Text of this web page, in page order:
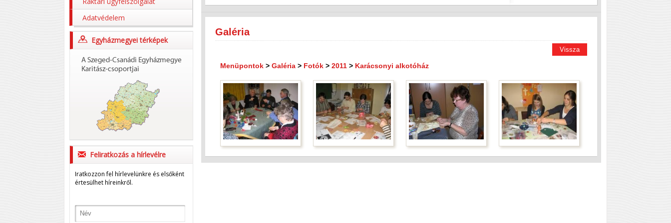
Adatvédelem
Egyházmegyei térképek
Feliratkozás a hírlevélre
Iratkozzon fel hírlevelünkre és elsőként
értesülhet híreinkről.
Galéria
Vissza
Menüpontok > Galéria > Fotók > 2011 > Karácsonyi alkotóház